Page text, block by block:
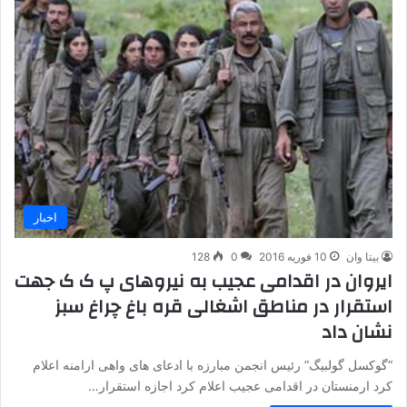
اخبار
بیتا وان 10 فوریه 2016 0
128
ایروان در اقدامی عجیب به نیروهای پ ک ک جهت
استقرار در مناطق اشغالی قره باغ چراغ سبز
نشان داد
“گوکسل گولبیگ” رئیس انجمن مبارزه با ادعای های واهی ارامنه اعلام
کرد ارمنستان در اقدامی عجیب اعلام کرد اجازه استقرار…